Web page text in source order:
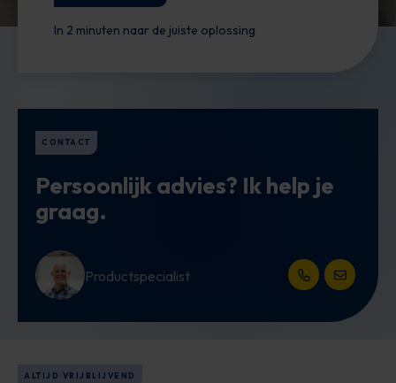
In 2 minuten naar de juiste oplossing
Persoonlijk advies? Ik help je
graag.
CONTACT
Productspecialist Open het
Open
ALTIJD VRIJBLIJVEND